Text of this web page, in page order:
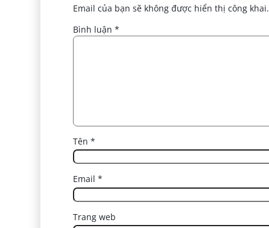
Email của bạn sẽ không được hiển thị công khai.
Bình luận *
Tên *
Email *
Trang web